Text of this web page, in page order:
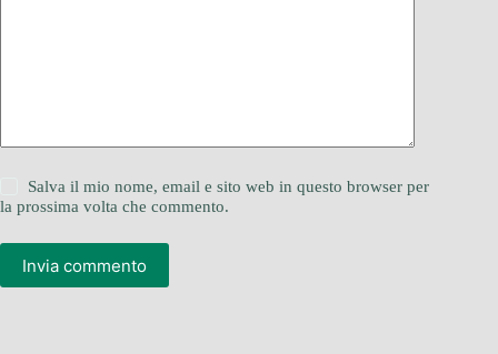
Salva il mio nome, email e sito web in questo browser per
la prossima volta che commento.
Invia commento